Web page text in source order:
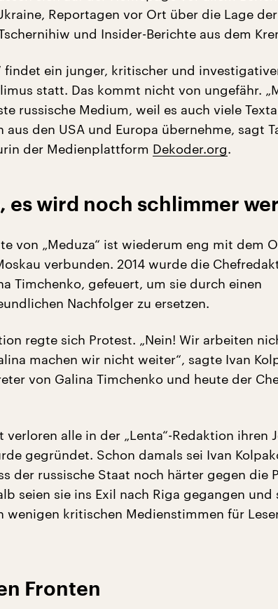
Reportagen vor Ort über die Lage
und Insider-Berichte aus dem
findet ein junger, kritischer und
statt. Das kommt nicht von ungefähr.
russische Medium, weil es auch viele
aus den USA und Europa übernehme, sagt
der Medienplattform Dekoder.org.
es wird noch schlimmer
von „Meduza“ ist wiederum eng mit dem
verbunden. 2014 wurde die
Timchenko, gefeuert, um sie durch einen
Nachfolger zu ersetzen.
regte sich Protest. „Nein! Wir arbeiten
machen wir nicht weiter“, sagte Ivan
von Galina Timchenko und heute der
verloren alle in der „Lenta“-Redaktion ihren
gegründet. Schon damals sei Ivan
der russische Staat noch härter gegen die
seien sie ins Exil nach Riga gegangen und
wenigen kritischen Medienstimmen für
Fronten